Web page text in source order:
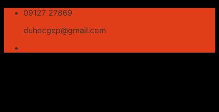
Skip
content
09127 27869
duhocgcp@gmail.com